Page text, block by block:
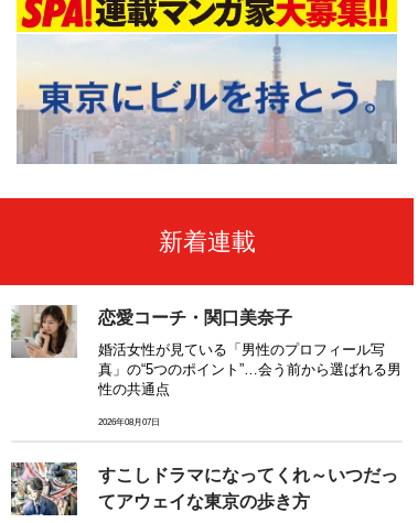
新着連載
恋愛コーチ・関口美奈子
婚活女性が見ている「男性のプロフィール写
真」の“5つのポイント”…会う前から選ばれる男
性の共通点
2026年08月07日
すこしドラマになってくれ～いつだっ
てアウェイな東京の歩き方